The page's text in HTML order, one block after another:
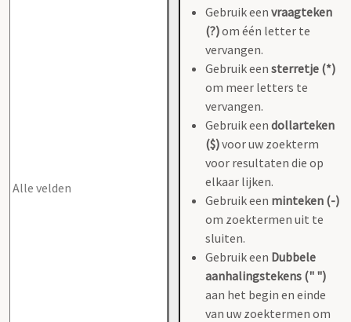
Gebruik een vraagteken
(?)om één letter te
vervangen.
Gebruik een sterretje (*)
om meer letters te
vervangen.
Gebruik een dollarteken
($)voor uw zoekterm
voor resultaten die op
elkaar lijken.
Gebruik een minteken (-)
om zoektermen uit te
sluiten.
Gebruik een Dubbele
aanhalingstekens (" ")
aan het begin en einde
van uw zoektermen om